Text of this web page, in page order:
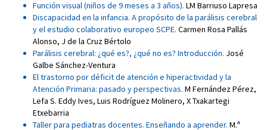
Función visual (niños de 9 meses a 3 años). LM Barriuso Lapresa
Discapacidad en la infancia. A propósito de la parálisis cerebral
y el estudio colaborativo europeo SCPE. Carmen Rosa Pallás
Alonso, J de la Cruz Bértolo
Parálisis cerebral: ¿qué es?, ¿qué no es? Introducción. José
Galbe Sánchez-Ventura
El trastorno por déficit de atención e hiperactividad y la
Atención Primaria: pasado y perspectivas. M Fernández Pérez,
Lefa S. Eddy Ives, Luis Rodríguez Molinero, X Txakartegi
Etxebarria
Taller para pediatras docentes. Enseñando a aprender. M.ª